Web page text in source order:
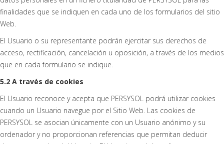
finalidades que se indiquen en cada uno de los formularios del sitio
Web.
El Usuario o su representante podrán ejercitar sus derechos de
acceso, rectificación, cancelación u oposición, a través de los medios
que en cada formulario se indique.
5.2 A través de cookies
El Usuario reconoce y acepta que PERSYSOL podrá utilizar cookies
cuando un Usuario navegue por el Sitio Web. Las cookies de
PERSYSOL se asocian únicamente con un Usuario anónimo y su
ordenador y no proporcionan referencias que permitan deducir